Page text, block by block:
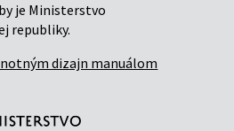
je Ministerstvo
republiky.
dizajn manuálom